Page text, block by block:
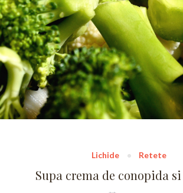
Lichide Retete
Supa crema de conopida